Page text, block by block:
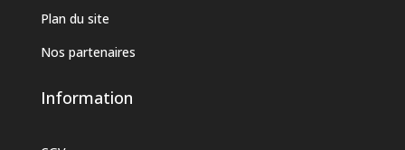
Plan du site
Nos partenaires
Information